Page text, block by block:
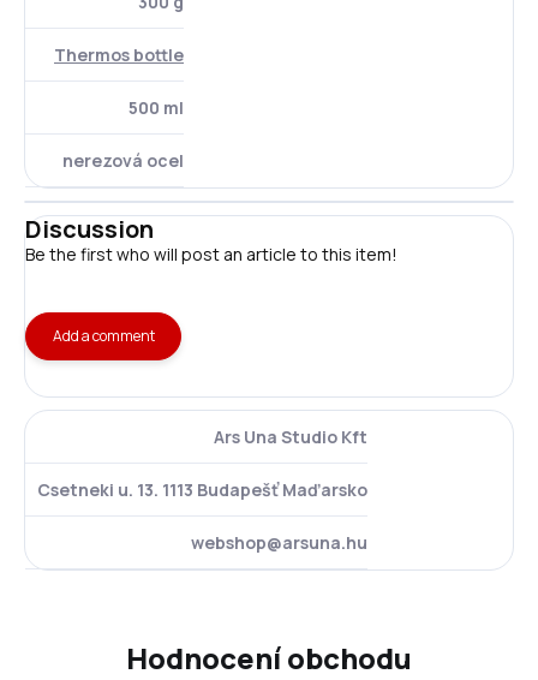
Thermos bottle
500 ml
nerezová ocel
Discussion
Be the first who will post an article to this item!
Add a comment
Ars Una Studio Kft
Csetneki u. 13. 1113 Budapešť Maďarsko
webshop@arsuna.hu
Hodnocení obchodu